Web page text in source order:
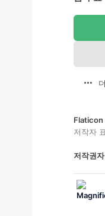
Flaticon
저작자
저작권